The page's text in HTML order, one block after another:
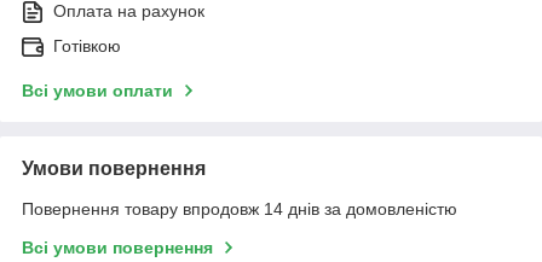
Оплата на рахунок
Готівкою
Всі умови оплати
Умови повернення
Повернення товару впродовж 14 днів за домовленістю
Всі умови повернення